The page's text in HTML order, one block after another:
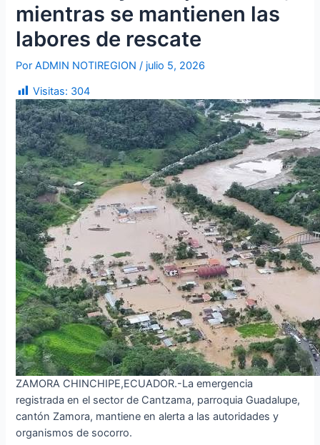
mientras se mantienen las
labores de rescate
PorADMIN NOTIREGION/ julio 5, 2026
Visitas: 304
ZAMORA CHINCHIPE,ECUADOR.-La emergencia
registrada en el sector de Cantzama, parroquia Guadalupe,
cantón Zamora, mantiene en alerta a las autoridades y
organismos de socorro.